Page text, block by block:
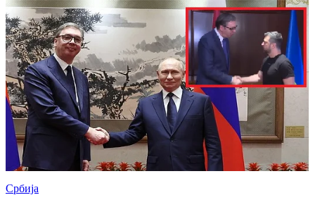
Србија